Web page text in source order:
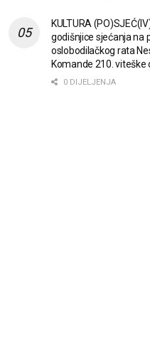
KULTURA
godišnjice sjećanja na
oslobodilačkog rata
Komande 210.
0 DIJELJENJA